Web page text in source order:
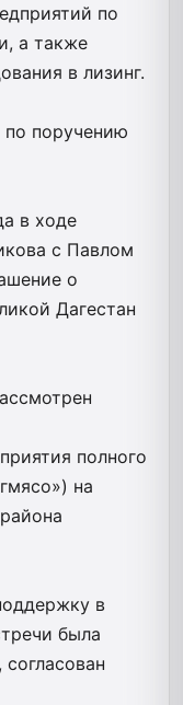
по
а также
в лизинг.
по поручению
в ходе
с Павлом
о
Дагестан
полного
на
в
была